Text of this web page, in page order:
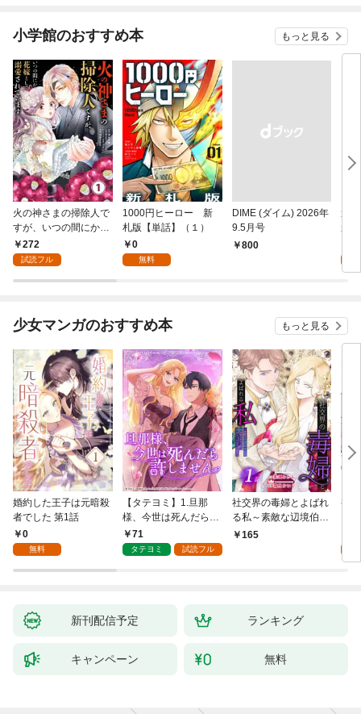
小学館のおすすめ本 もっと見る
火の神さまの掃除人で
すが、いつの間にか花
嫁として溺愛されてい
ます【単話】（１）
272
試読フル
1000円ヒーロー 新
札版【単話】（１）
0
無料
DIME (ダイム) 2026年
9.5月号
￥800
追
か
れ
（
少女マンガのおすすめ本 もっと見る
婚約した王子は元暗殺
者でした 第1話
0
無料
【タテヨミ】1.旦那
様、今世は死んだら許
しません
71
タテヨミ 試読フル
社交界の毒婦とよばれ
る私～素敵な辺境伯令
息に腕を折られたの
165
視
新刊配信予定 ランキング
キャンペーン 無料